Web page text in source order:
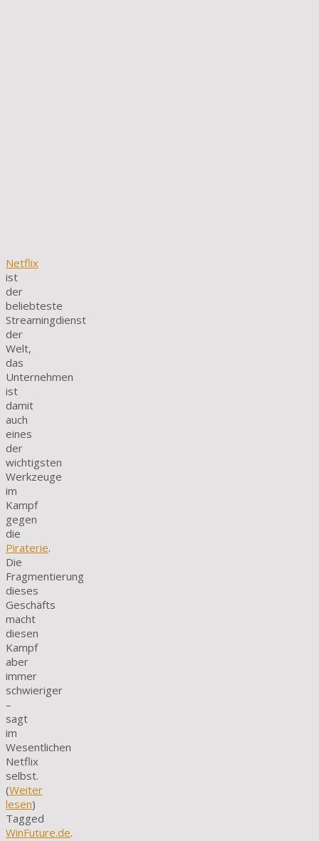
Netflix
ist
der
beliebteste
Streamingdienst
der
Welt,
das
Unternehmen
ist
damit
auch
eines
der
wichtigsten
Werkzeuge
im
Kampf
gegen
die
Piraterie.
Die
Fragmentierung
dieses
Geschäfts
macht
diesen
Kampf
aber
immer
schwieriger
–
sagt
im
Wesentlichen
Netflix
selbst.
(Weiter
lesen)
Tagged
WinFuture.de.